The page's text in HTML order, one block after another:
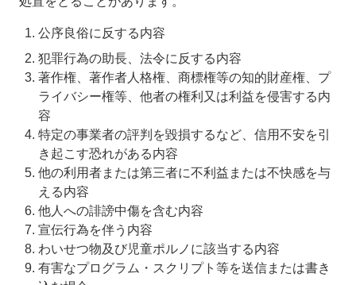
公序良俗に反する内容
犯罪行為の助長、法令に反する内容
著作権、著作者人格権、商標権等の知的財産権、プ
ライバシー権等、他者の権利又は利益を侵害する内
容
特定の事業者の評判を毀損するなど、信用不安を引
き起こす恐れがある内容
他の利用者または第三者に不利益または不快感を与
える内容
他人への誹謗中傷を含む内容
宣伝行為を伴う内容
わいせつ物及び児童ポルノに該当する内容
有害なプログラム・スクリプト等を送信または書き